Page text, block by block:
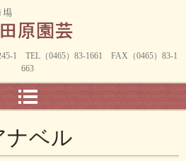
1 TEL（0465）83-1661 FAX（0465）83-1
663
ナベル